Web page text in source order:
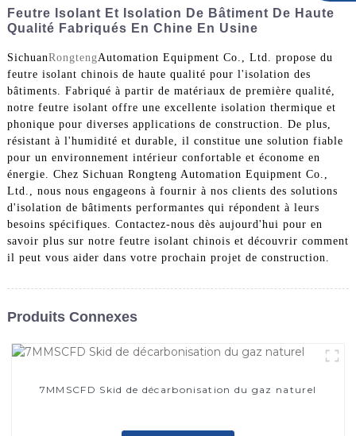
Feutre Isolant Et Isolation De Bâtiment De Haute
Qualité Fabriqués En Chine En Usine
SichuanRongtengAutomation Equipment Co., Ltd. propose du
feutre isolant chinois de haute qualité pour l'isolation des
bâtiments. Fabriqué à partir de matériaux de première qualité,
notre feutre isolant offre une excellente isolation thermique et
phonique pour diverses applications de construction. De plus,
résistant à l'humidité et durable, il constitue une solution fiable
pour un environnement intérieur confortable et économe en
énergie. Chez Sichuan Rongteng Automation Equipment Co.,
Ltd., nous nous engageons à fournir à nos clients des solutions
d'isolation de bâtiments performantes qui répondent à leurs
besoins spécifiques. Contactez-nous dès aujourd'hui pour en
savoir plus sur notre feutre isolant chinois et découvrir comment
il peut vous aider dans votre prochain projet de construction.
Produits Connexes
7MMSCFD Skid de décarbonisation du gaz naturel